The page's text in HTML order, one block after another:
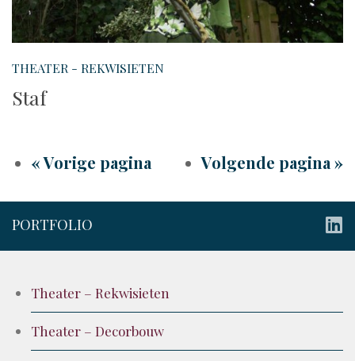
THEATER - REKWISIETEN
Staf
« Vorige pagina Volgende pagina »
PORTFOLIO
Theater – Rekwisieten
Theater – Decorbouw